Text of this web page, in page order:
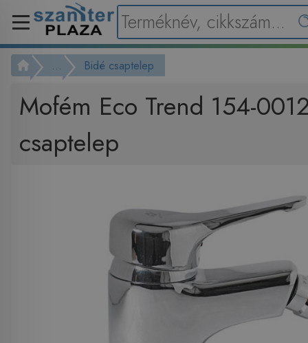
... Bidé csaptelep
Mofém Eco Trend 154-
csaptelep